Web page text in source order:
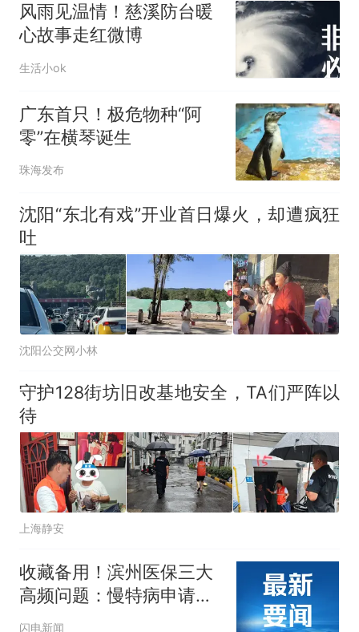
风雨见温情！慈溪防台暖
心故事走红微博
生活小ok
广东首只！极危物种“阿
零”在横琴诞生
珠海发布
沈阳“东北有戏”开业首日爆火，却遭疯狂
吐
沈阳公交网小林
守护128街坊旧改基地安全，TA们严阵以
待
上海静安
收藏备用！滨州医保三大
高频问题：慢特病申请、
狂犬疫苗报销、生育津贴
闪电新闻